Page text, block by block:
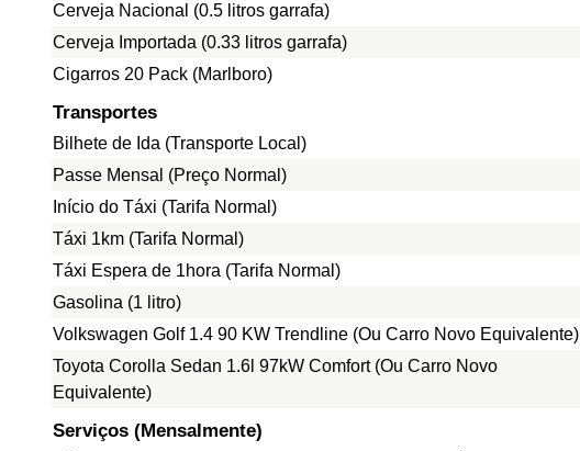
Cerveja Nacional (0.5 litros garrafa)
Cerveja Importada (0.33 litros garrafa)
Cigarros 20 Pack (Marlboro)
Transportes
Bilhete de Ida (Transporte Local)
Passe Mensal (Preço Normal)
Início do Táxi (Tarifa Normal)
Táxi 1km (Tarifa Normal)
Táxi Espera de 1hora (Tarifa Normal)
Gasolina (1 litro)
Volkswagen Golf 1.4 90 KW Trendline (Ou Carro Novo Equivalente)
Toyota Corolla Sedan 1.6l 97kW Comfort (Ou Carro Novo
Equivalente)
Serviços (Mensalmente)